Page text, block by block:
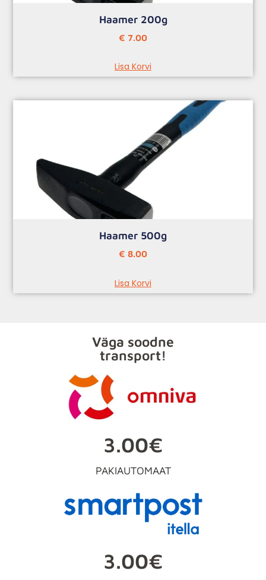
Haamer 200g
€ 7.00
Lisa Korvi
Haamer 500g
€ 8.00
Lisa Korvi
Väga soodne
transport!
3.00€
PAKIAUTOMAAT
3.00€